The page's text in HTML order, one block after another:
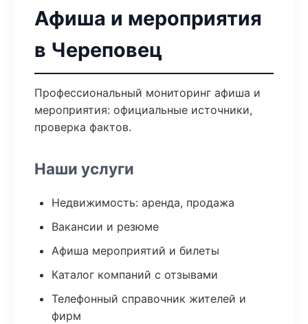
Афиша и мероприятия
в Череповец
Профессиональный мониторинг афиша и
мероприятия: официальные источники,
проверка фактов.
Наши услуги
Недвижимость: аренда, продажа
Вакансии и резюме
Афиша мероприятий и билеты
Каталог компаний с отзывами
Телефонный справочник жителей и
фирм